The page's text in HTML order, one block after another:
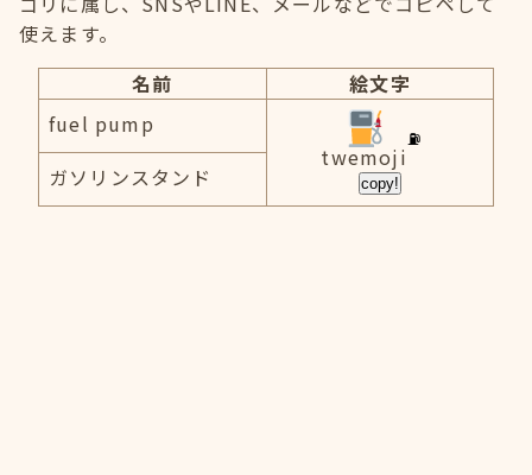
使えます。
名前
絵文字
fuel pump
twemoji
copy!
ガソリンスタンド